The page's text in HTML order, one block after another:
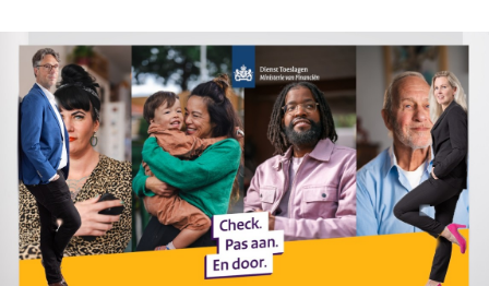
Menu
Home
9 sept: GenAI-training
12 nov: MarketingLive!
Adverteren
Events